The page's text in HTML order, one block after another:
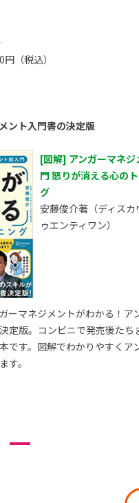
（税込）
ント入門書の決定版
[図解] アンガーマネジ
門 怒りが消える心の
グ
安藤俊介著（ディスカ
ゥエンティワン）
ーマネジメントがわかる！ア
定版。コンビニで発売後たち
です。図解でわかりやすくア
す。